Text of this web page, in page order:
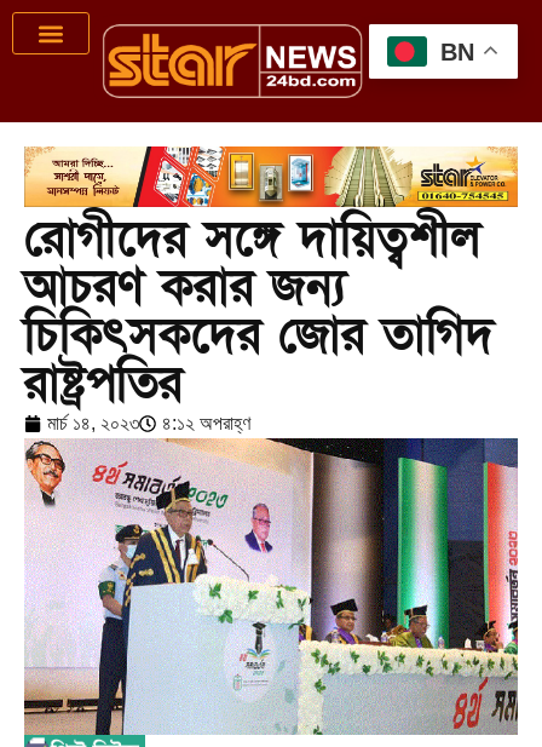
রোগীদের সঙ্গে দায়িত্বশীল
আচরণ করার জন্য
চিকিৎসকদের জোর তাগিদ
রাষ্ট্রপতির
মার্চ ১৪, ২০২৩ ৪:১২ অপরাহ্ণ
BN